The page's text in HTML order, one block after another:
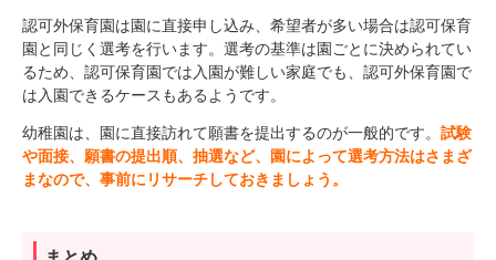
認可外保育園は園に直接申し込み、希望者が多い場合は認可保育
園と同じく選考を行います。選考の基準は園ごとに決められてい
るため、認可保育園では入園が難しい家庭でも、認可外保育園で
は入園できるケースもあるようです。
幼稚園は、園に直接訪れて願書を提出するのが一般的です。 試験
や面接、願書の提出順、抽選など、園によって選考方法はさまざ
まなので、事前にリサーチしておきましょう。